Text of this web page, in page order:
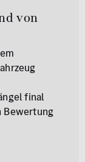
von
final
Bewertung